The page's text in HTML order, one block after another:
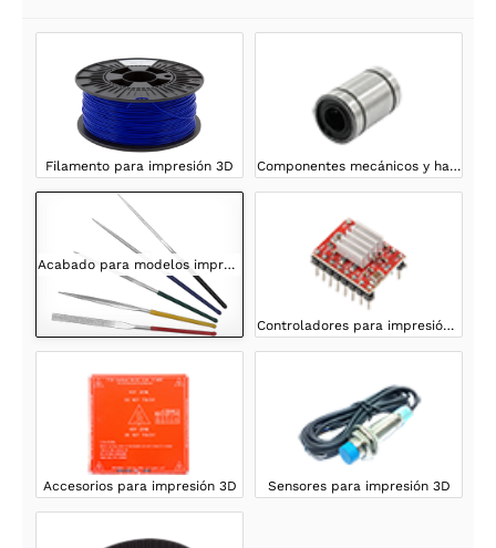
Filamento para impresión 3D Componentes mecánicos y hardware para impresión 3D
Acabado para modelos impresos en 3D
Controladores para impresión 3D
Accesorios para impresión 3D Sensores para impresión 3D